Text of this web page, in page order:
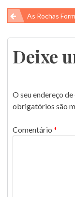
Navegação
de
Post
As Rochas Formadas
Deixe
O seu endereço
obrigatórios são
Comentário *